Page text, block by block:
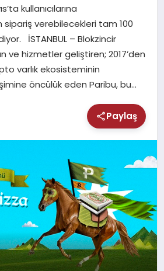
kullanıcılarına
sipariş verebilecekleri tam 100
İSTANBUL – Blokzincir
ve hizmetler geliştiren; 2017’den
varlık ekosisteminin
öncülük eden Paribu, bu…
Paylaş